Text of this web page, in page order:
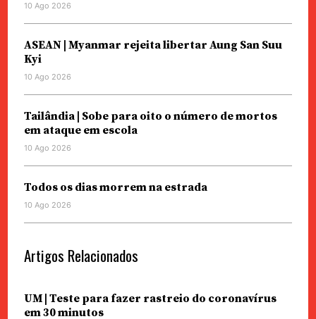
10 Ago 2026
ASEAN | Myanmar rejeita libertar Aung San Suu
Kyi
10 Ago 2026
Tailândia | Sobe para oito o número de mortos
em ataque em escola
10 Ago 2026
Todos os dias morrem na estrada
10 Ago 2026
Artigos Relacionados
UM | Teste para fazer rastreio do coronavírus
em 30 minutos